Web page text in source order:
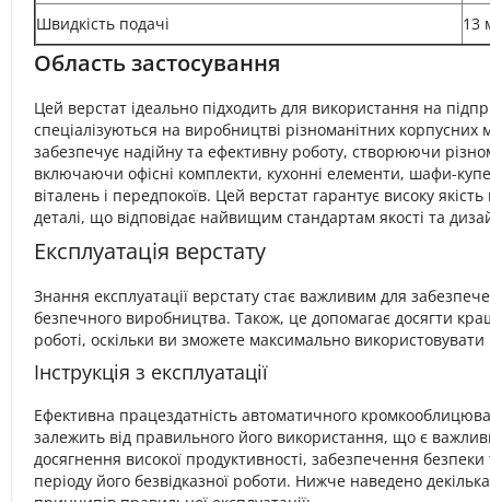
Швидкість подачі
13
Область застосування
Цей верстат ідеально підходить для використання на
спеціалізуються на виробництві різноманітних корпусних
забезпечує надійну та ефективну роботу, створюючи
включаючи офісні комплекти, кухонні елементи, шафи-
віталень і передпокоїв. Цей верстат гарантує високу
деталі, що відповідає найвищим стандартам якості та
Експлуатація верстату
Знання експлуатації верстату стає важливим для
безпечного виробництва. Також, це допомагає досягти
роботі, оскільки ви зможете максимально
Інструкція з експлуатації
Ефективна працездатність автоматичного
залежить від правильного його використання, що є
досягнення високої продуктивності, забезпечення
періоду його безвідказної роботи. Нижче наведено